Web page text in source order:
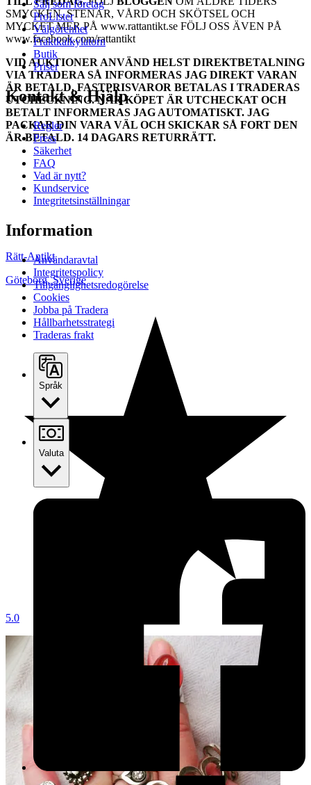
SMYCKEN, STENAR, VÅRD OCH SKÖTSEL OCH
MYCKET MER PÅ www.rattantikt.se FÖLJ OSS ÄVEN PÅ
www.facebook.com/rattantikt
VID AUKTIONER ANVÄND HELST DIREKTBETALNING
VIA TRADERA SÅ INFORMERAS JAG DIREKT VARAN
ÄR BETALD. FASTPRISVAROR BETALAS I TRADERAS
UTCHECKNING. NÄR KÖPET ÄR UTCHECKAT OCH
BETALT INFORMERAS JAG AUTOMATISKT. JAG
PACKAR DIN VARA VÄL OCH SKICKAR SÅ FORT DEN
ÄR BETALD. 14 DAGARS RETURRÄTT.
Rätt-Antikt
Göteborg,Sverige
5.0
Sälj som företag
ProLister
Välgörenhet
Fraktkalkylatorn
Butik
Priser
Kontakt & Hjälp
Regler
Press
Säkerhet
FAQ
Vad är nytt?
Kundservice
Integritetsinställningar
Information
Användaravtal
Integritetspolicy
Tillgänglighetsredogörelse
Cookies
Jobba på Tradera
Hållbarhetsstrategi
Traderas frakt
Språk
Valuta